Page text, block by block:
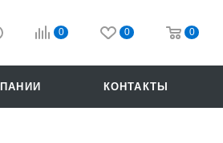
0 0 0
КОНТАКТЫ